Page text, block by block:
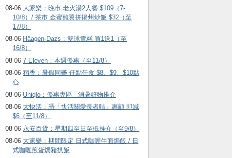
08-06 大家樂：晚市 老火湯2人餐 $109（7-
10/8）/ 茶市 金蜜雞翼拼揚州炒飯 $32（至
17/8）
08-06 Häagen-Dazs ：雙球雪糕 買1送1（至
16/8）
08-06 7-Eleven：本週優惠（至11/8）
08-06 稻香：暑假同樂 任點任食 $8、$9、$10點
心
08-06 Uniqlo：優惠專區 - 消暑好物推介
08-06 大快活：憑「快活關愛長者咭」惠顧 即減
$6（至11/8）
08-06 永安百貨：星期四至日至抵推介（至9/8）
08-06 大家樂：期間限定 日式咖喱牛面焗飯 / 日
式咖喱煎蛋焗豬扒飯